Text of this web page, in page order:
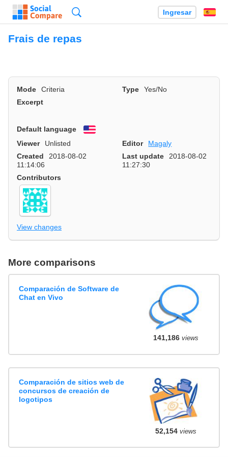
Ingresar
Frais de repas
Mode Criteria Type
Yes/No
Excerpt
Default language
English
Viewer
Unlisted Editor
Magaly
Created
2018-08-02
11:14:06
Last update
2018-08-02
11:27:30
Contributors
View changes
More comparisons
Comparación de Software de
Chat en Vivo
141,186views
Comparación de sitios web de
concursos de creación de
logotipos
52,154views